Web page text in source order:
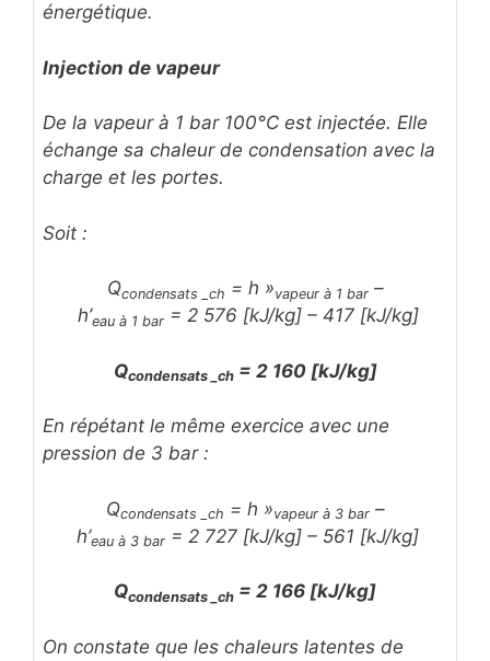
énergétique.
Injection de vapeur
De la vapeur à 1 bar 100°C est injectée. Elle
échange sa chaleur de condensation avec la
charge et les portes.
Soit :
Qcondensats _ch = h »vapeur à 1 bar–
h’eau à 1 bar= 2 576 [kJ/kg] – 417 [kJ/kg]
Qcondensats _ch= 2 160 [kJ/kg]
En répétant le même exercice avec une
pression de 3 bar :
Qcondensats _ch = h »vapeur à 3 bar–
h’eau à 3 bar = 2 727 [kJ/kg] – 561 [kJ/kg]
Qcondensats _ch = 2 166 [kJ/kg]
On constate que les chaleurs latentes de